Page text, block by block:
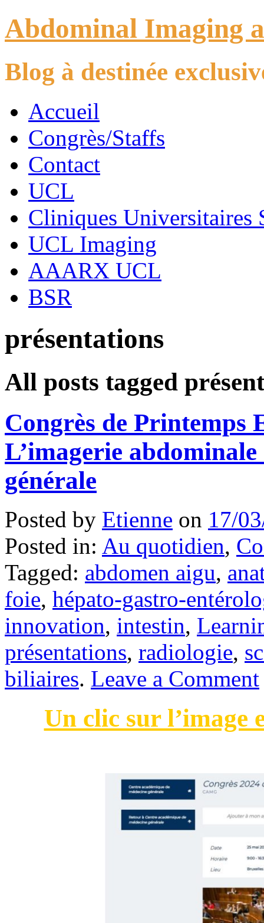
Abdominal Imaging
Blog à destinée
Accueil
Congrès/Staffs
Contact
UCL
Cliniques Universitaires
UCL Imaging
AAARX UCL
BSR
présentations
All posts tagged
Congrès de Printemps
L’imagerie abdominale
générale
Posted by Etienne on 17/
Posted in: Au quotidien,
Tagged: abdomen aigu,
foie, hépato-gastro-
innovation, intestin,
présentations, radiologie,
biliaires. Leave a Comment
Un clic sur l’image